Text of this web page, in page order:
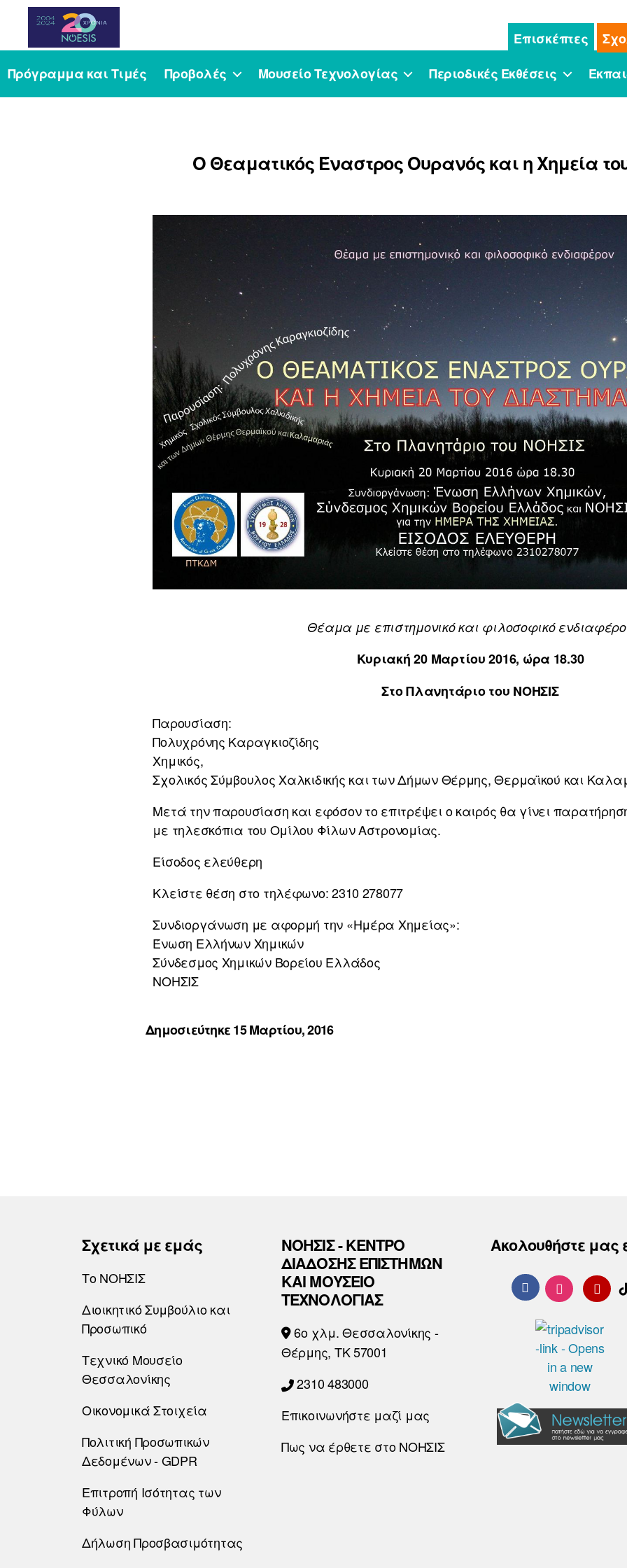
Noesis
Επισκέπτες
Πρόγραμμα και Τιμές
Προβολές Μουσείο Τεχνολογίας Περιοδικές Εκθέσεις
Ο Θεαματικός Έναστρος Ουρανός και η Χημεία
Θέαμα με επιστημονικό και φιλοσοφικό
Κυριακή 20 Μαρτίου 2016, ώρα 18.30
Στο Πλανητάριο του ΝΟΗΣΙΣ
Παρουσίαση:
Πολυχρόνης Καραγκιοζίδης
Χημικός,
Σχολικός Σύμβουλος Χαλκιδικής και των Δήμων Θέρμης, Θερμαϊκού και
Μετά την παρουσίαση και εφόσον το επιτρέψει ο καιρός θα γίνει
με τηλεσκόπια του Ομίλου Φίλων Αστρονομίας.
Είσοδος ελεύθερη
Κλείστε θέση στο τηλέφωνο: 2310 278077
Συνδιοργάνωση με αφορμή την «Ημέρα Χημείας»:
Ένωση Ελλήνων Χημικών
Σύνδεσμος Χημικών Βορείου Ελλάδος
ΝΟΗΣΙΣ
Δημοσιεύτηκε 15 Μαρτίου, 2016
Σχετικά με εμάς
Το ΝΟΗΣΙΣ
Διοικητικό Συμβούλιο και
Προσωπικό
Τεχνικό Μουσείο
Θεσσαλονίκης
Οικονομικά Στοιχεία
Πολιτική Προσωπικών
Δεδομένων - GDPR
Επιτροπή Ισότητας των
Φύλων
Δήλωση Προσβασιμότητας
ΝΟΗΣΙΣ - ΚΕΝΤΡΟ
ΔΙΑΔΟΣΗΣ ΕΠΙΣΤΗΜΩΝ
ΚΑΙ ΜΟΥΣΕΙΟ
ΤΕΧΝΟΛΟΓΙΑΣ
6o χλμ. Θεσσαλονίκης -
Θέρμης, ΤΚ 57001
2310 483000
Επικοινωνήστε μαζί μας
Πως να έρθετε στο ΝΟΗΣΙΣ
Ακολουθήστε μας